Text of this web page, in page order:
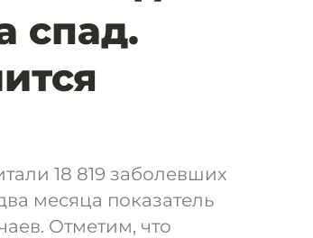
спад.
18 819 заболевших
месяца показатель
Отметим, что